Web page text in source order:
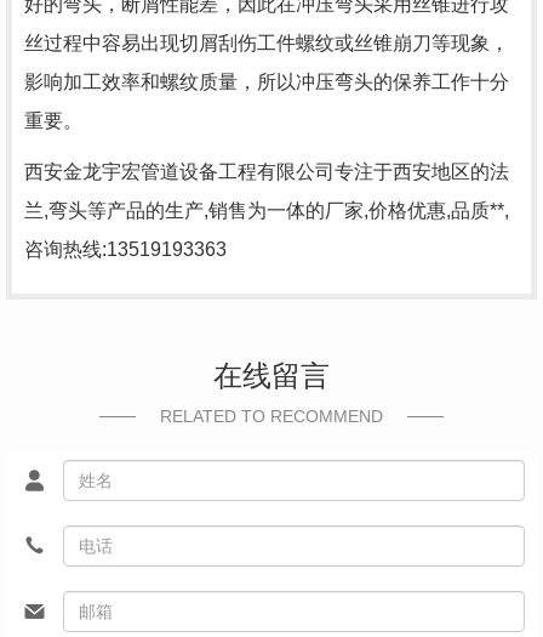
好的弯头，断屑性能差，因此在冲压弯头采用丝锥进行攻
丝过程中容易出现切屑刮伤工件螺纹或丝锥崩刀等现象，
影响加工效率和螺纹质量，所以冲压弯头的保养工作十分
重要。
西安金龙宇宏管道设备工程有限公司专注于西安地区的法
兰,弯头等产品的生产,销售为一体的厂家,价格优惠,品质**,
咨询热线:13519193363
在线留言
RELATED TO RECOMMEND